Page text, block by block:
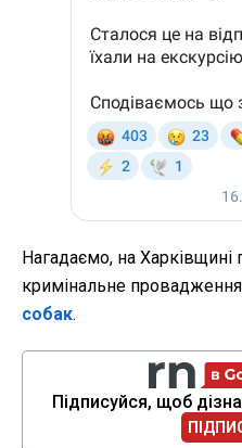
Нагадаємо, на Харківщині
кримінальне
собак.
Підписуйся, щоб